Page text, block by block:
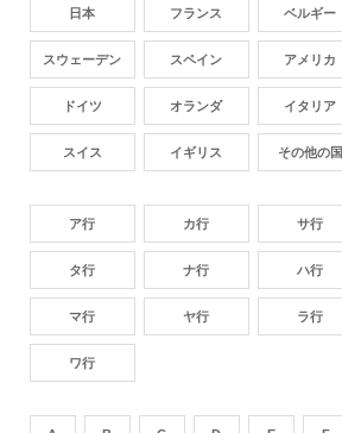
日本 フランス ベルギー
スウェーデン スペイン アメリカ
ドイツ オランダ イタリア
スイス イギリス その他の国
ア行 カ行 サ行
タ行 ナ行 ハ行
マ行 ヤ行 ラ行
ワ行